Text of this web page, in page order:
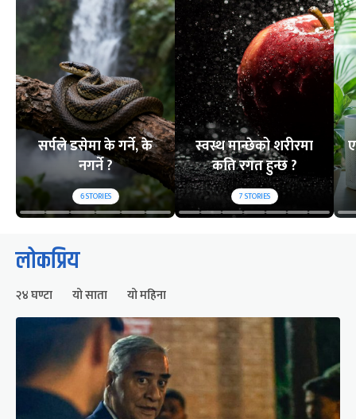
सर्पले डसेमा के गर्ने, के
नगर्ने ?
6STORIES
स्वस्थ मान्छेको शरीरमा
कति रगत हुन्छ ?
7STORIES
लोकप्रिय
२४ घण्टा यो साता यो महिना